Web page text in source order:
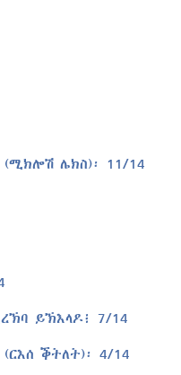
ሌክስ)፡ 11/14
ይኽእላዶ፧ 7/14
ቕትለት)፡ 4/14